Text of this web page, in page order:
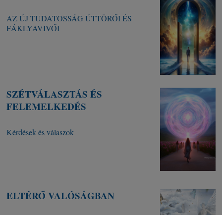
AZ ÚJ TUDATOSSÁG ÚTTÖRŐI ÉS
FÁKLYAVIVŐI
SZÉTVÁLASZTÁS ÉS
FELEMELKEDÉS
Kérdések és válaszok
ELTÉRŐ VALÓSÁGBAN